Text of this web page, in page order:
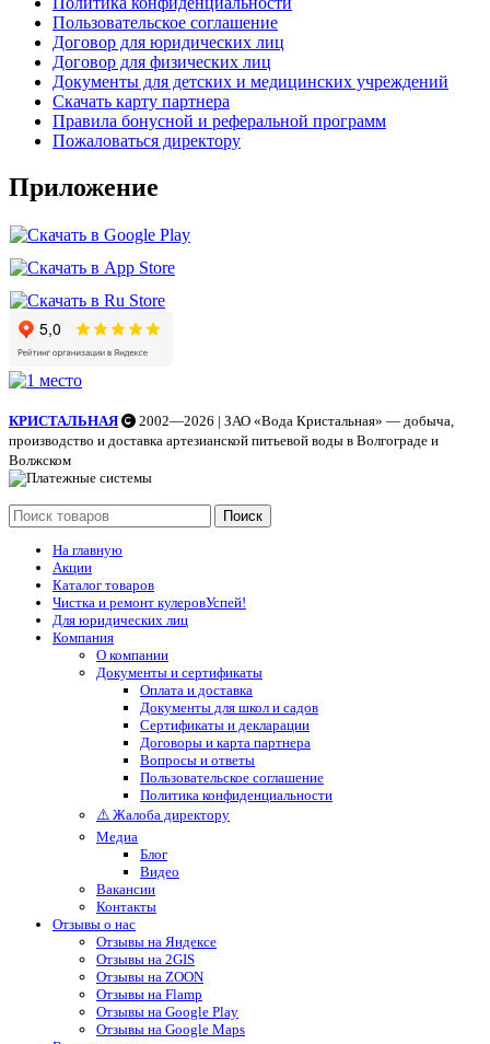
Пользовательское соглашение
Договор для юридических лиц
Договор для физических лиц
Документы для детских и медицинских учреждений
Скачать карту партнера
Правила бонусной и реферальной программ
Пожаловаться директору
Приложение
КРИСТАЛЬНАЯ
2002—2026 | ЗАО «Вода Кристальная» — добыча,
производство и доставка артезианской питьевой воды в Волгограде и
Волжском
Поиск
На главную
Акции
Каталог товаров
Чистка и ремонт кулеровУспей!
Для юридических лиц
Компания
О компании
Документы и сертификаты
Оплата и доставка
Документы для школ и садов
Сертификаты и декларации
Договоры и карта партнера
Вопросы и ответы
Пользовательское соглашение
Политика конфиденциальности
⚠️ Жалоба директору
Медиа
Блог
Видео
Вакансии
Контакты
Отзывы о нас
Отзывы на Яндексе
Отзывы на 2GIS
Отзывы на ZOON
Отзывы на Flamp
Отзывы на Google Play
Отзывы на Google Maps